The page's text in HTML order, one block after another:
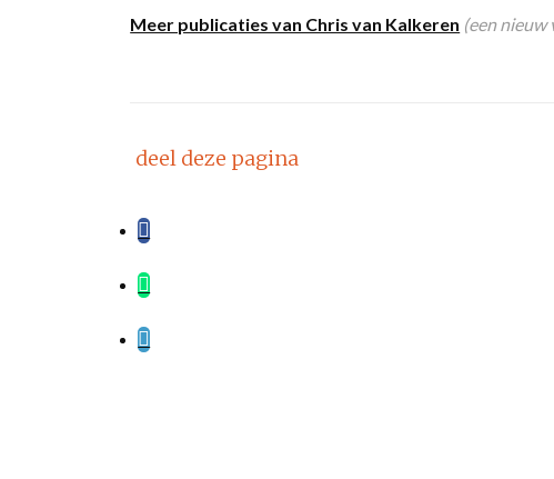
Meer publicaties van Chris van Kalkeren (een nieuw
deel deze pagina